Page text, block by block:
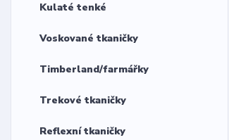
Kulaté tenké
Voskované tkaničky
Timberland/farmářky
Trekové tkaničky
Reflexní tkaničky